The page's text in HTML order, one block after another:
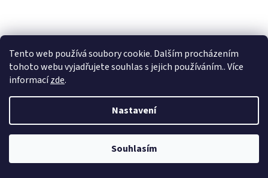
Tento web používá soubory cookie. Dalším procházením
tohoto webu vyjadřujete souhlas s jejich používáním.. Více
informacízde.
Nastavení
Souhlasím